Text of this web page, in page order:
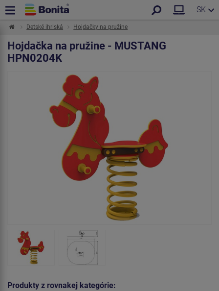
SK
Detské ihriská Hojdačky na pružine
Hojdačka na pružine - MUSTANG
HPN0204K
Produkty z rovnakej kategórie: